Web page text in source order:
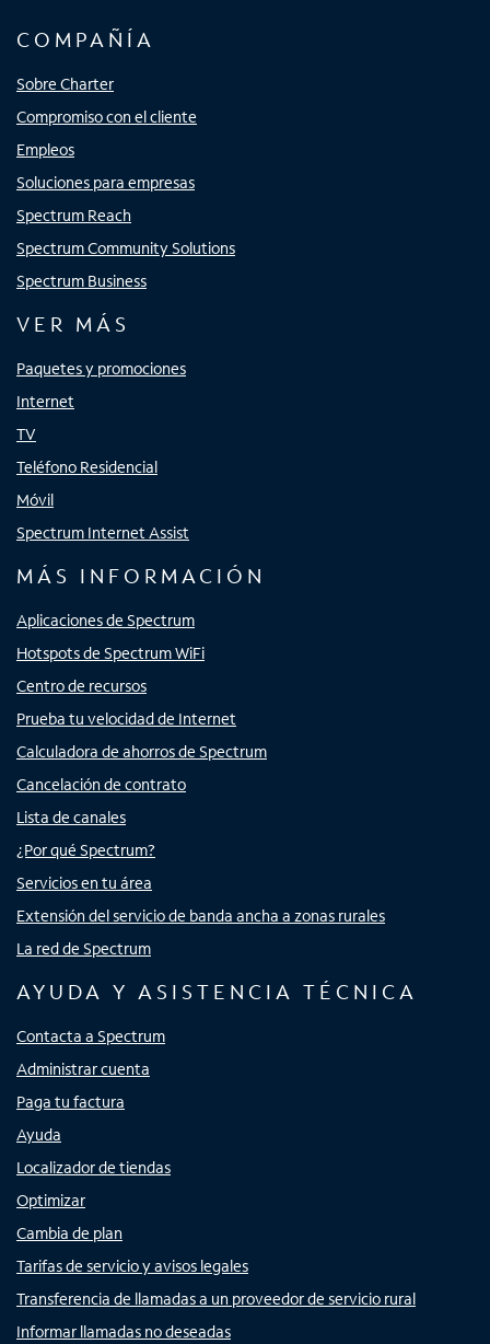
COMPAÑÍA
Sobre Charter
Compromiso con el cliente
Empleos
Soluciones para empresas
Spectrum Reach
Spectrum Community Solutions
Spectrum Business
VER MÁS
Paquetes y promociones
Internet
TV
Teléfono Residencial
Móvil
Spectrum Internet Assist
MÁS INFORMACIÓN
Aplicaciones de Spectrum
Hotspots de Spectrum WiFi
Centro de recursos
Prueba tu velocidad de Internet
Calculadora de ahorros de Spectrum
Cancelación de contrato
Lista de canales
¿Por qué Spectrum?
Servicios en tu área
Extensión del servicio de banda ancha a zonas rurales
La red de Spectrum
AYUDA Y ASISTENCIA TÉCNICA
Contacta a Spectrum
Administrar cuenta
Paga tu factura
Ayuda
Localizador de tiendas
Optimizar
Cambia de plan
Tarifas de servicio y avisos legales
Transferencia de llamadas a un proveedor de servicio rural
Informar llamadas no deseadas